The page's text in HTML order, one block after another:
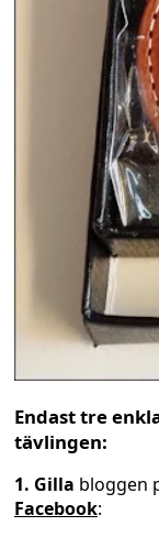
Endast tre
tävlingen:
1. Gilla bloggen
Facebook: